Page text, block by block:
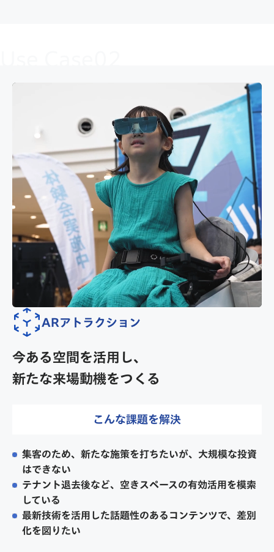
ARアトラクション
今ある空間を活用し、
新たな来場動機をつくる
こんな課題を解決
集客のため、新たな施策を打ちたいが、大規模な投資
はできない
テナント退去後など、空きスペースの有効活用を模索
している
最新技術を活用した話題性のあるコンテンツで、差別
化を図りたい